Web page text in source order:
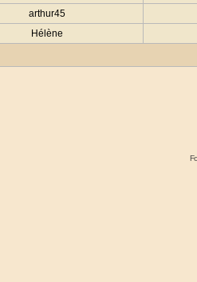
arthur45
Hélène